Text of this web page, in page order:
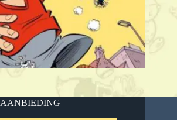
AANBIEDING